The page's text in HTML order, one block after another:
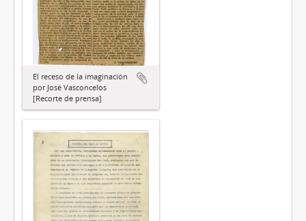
El receso de la imaginación
por José Vasconcelos
[Recorte de prensa]